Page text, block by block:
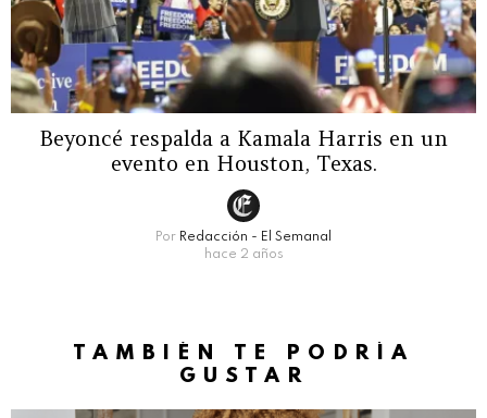
Beyoncé respalda a Kamala Harris en un
evento en Houston, Texas.
Por Redacción - El Semanal
hace 2 años
TAMBIÉN TE PODRÍA
GUSTAR